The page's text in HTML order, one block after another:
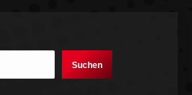
Suchen